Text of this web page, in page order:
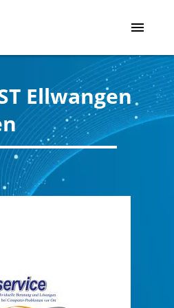
menu
Ellwangen